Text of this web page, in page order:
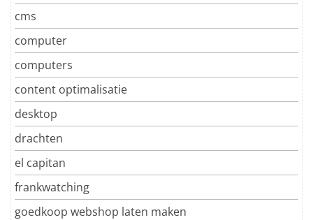
cms
computer
computers
content optimalisatie
desktop
drachten
el capitan
frankwatching
goedkoop webshop laten maken